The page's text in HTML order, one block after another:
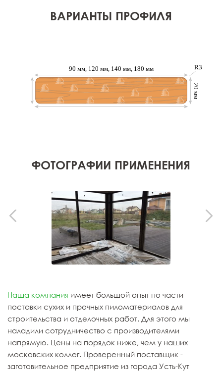
ВАРИАНТЫ ПРОФИЛЯ
ФОТОГРАФИИ ПРИМЕНЕНИЯ
Наша компания имеет большой опыт по части
поставки сухих и прочных пиломатериалов для
строительства и отделочных работ. Для этого мы
наладили сотрудничество с производителями
напрямую. Цены на порядок ниже, чем у наших
московских коллег. Проверенный поставщик -
заготовительное предприятие из города Усть-Кут